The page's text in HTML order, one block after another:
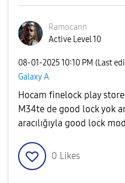
Ramocann
Active Level 10
‎08-01-202510:10 PM (Last
Galaxy A
Hocam finelock play
M34te de good lock yok
aracılığıyla good lock
0 Likes